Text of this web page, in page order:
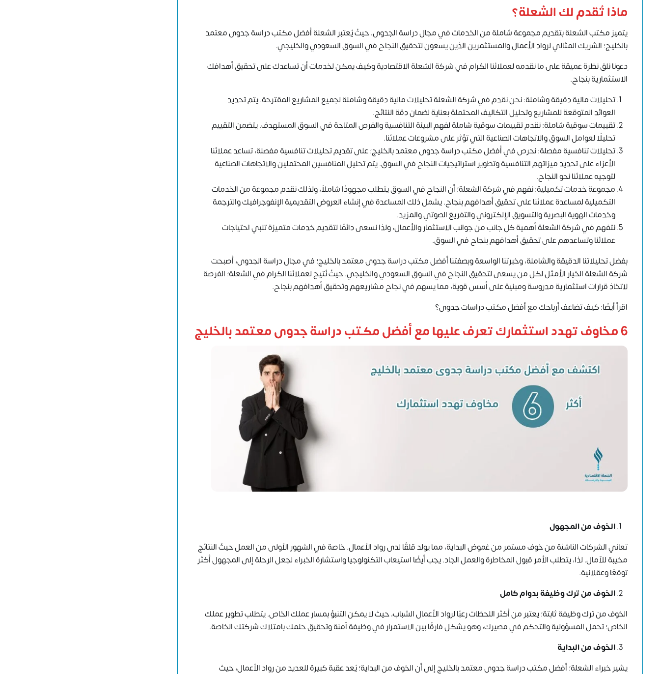
ماذا تُقدم لك الشعلة؟
يتميز مكتب الشعلة بتقديم مجموعة شاملة من الخدمات في مجال دراسة الجدوى، حيثُ يُعتبر الشعلة أفضل مكتب دراسة جدوى معتمد
بالخليج؛ الشريك المثالي لرواد الأعمال والمستثمرين الذين يسعون لتحقيق النجاح في السوق السعودي والخليجي.
دعونا نلق نظرة عميقة على ما نقدمه لعملائنا الكرام في شركة الشعلة الاقتصادية وكيف يمكن لخدمات أن تساعدك على تحقيق أهدافك
الاستثمارية بنجاح.
تحليلات مالية دقيقة وشاملة: نحن نقدم في شركة الشعلة تحليلات مالية دقيقة وشاملة لجميع المشاريع المقترحة. يتم تحديد
العوائد المتوقعة للمشاريع وتحليل التكاليف المحتملة بعناية لضمان دقة النتائج.
تقييمات سوقية شاملة: نقدم تقييمات سوقية شاملة لفهم البيئة التنافسية والفرص المتاحة في السوق المستهدف. يتضمن التقييم
تحليلًا لعوامل السوق والاتجاهات الصناعية التي تؤثر على مشروعات عملائنا.
تحليلات تنافسية مفصلة: نحرص في أفضل مكتب دراسة جدوى معتمد بالخليج؛ على تقديم تحليلات تنافسية مفصلة، تساعد عملائنا
الأعزاء على تحديد ميزاتهم التنافسية وتطوير استراتيجيات النجاح في السوق. يتم تحليل المنافسين المحتملين والاتجاهات الصناعية
لتوجيه عملائنا نحو النجاح.
مجموعة خدمات تكميلية: نفهم في شركة الشعلة؛ أن النجاح في السوق يتطلب مجهودًا شاملاً، ولذلك نقدم مجموعة من الخدمات
التكميلية لمساعدة عملائنا على تحقيق أهدافهم بنجاح. يشمل ذلك المساعدة في إنشاء العروض التقديمية الإنفوجرافيك والترجمة
وخدمات الهوية البصرية والتسويق الإلكتروني والتفريغ الصوتي والمزيد.
نتفهم في شركة الشعلة أهمية كل جانب من جوانب الاستثمار والأعمال، ولذا نسعى دائمًا لتقديم خدمات متميزة تلبي احتياجات
عملائنا وتساعدهم على تحقيق أهدافهم بنجاح في السوق.
بفضل تحليلاتنا الدقيقة والشاملة، وخبرتنا الواسعة وبصفتنا أفضل مكتب دراسة جدوى معتمد بالخليج؛ في مجال دراسة الجدوى، أصبحت
شركة الشعلة الخيار الأمثل لكل من يسعى لتحقيق النجاح في السوق السعودي والخليجي. حيثُ نُتيح لعملائنا الكرام في الشعلة؛ الفرصة
لاتخاذ قرارات استثمارية مدروسة ومبنية على أسس قوية، مما يسهم في نجاح مشاريعهم وتحقيق أهدافهم بنجاح.
اقرأ أيضًا: كيف تضاعف أرباحك مع أفضل مكتب دراسات جدوى؟
6 مخاوف تهدد استثمارك تعرف عليها مع أفضل مكتب دراسة جدوى معتمد بالخليج
الخوف من المجهول
تعاني الشركات الناشئة من خوف مستمر من غموض البداية، مما يولد قلقًا لدى رواد الأعمال. خاصة في الشهور الأولى من العمل حيثُ النتائج
مخيبة للآمال. لذا، يتطلب الأمر قبول المخاطرة والعمل الجاد. يجب أيضًا استيعاب التكنولوجيا واستشارة الخبراء لجعل الرحلة إلى المجهول أكثر
توقعًا وعقلانية.
الخوف من ترك وظيفة بدوام كامل
الخوف من ترك وظيفة ثابتة؛ يعتبر من أكثر اللحظات رعبًا لرواد الأعمال الشباب، حيث لا يمكن التنبؤ بمسار عملك الخاص. يتطلب تطوير عملك
الخاص؛ تحمل المسؤولية والتحكم في مصيرك، وهو يشكل فارقًا بين الاستمرار في وظيفة آمنة وتحقيق حلمك بامتلاك شركتك الخاصة.
الخوف من البداية
يشير خبراء الشعلة؛ أفضل مكتب دراسة جدوى معتمد بالخليج إلى أن الخوف من البداية؛ يُعد عقبة كبيرة للعديد من رواد الأعمال، حيث